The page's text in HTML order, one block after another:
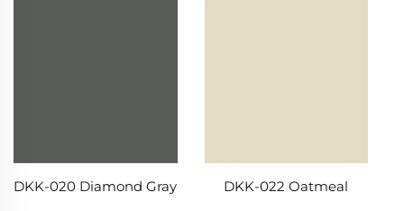
DKK-020 Diamond Gray DKK-022 Oatmeal